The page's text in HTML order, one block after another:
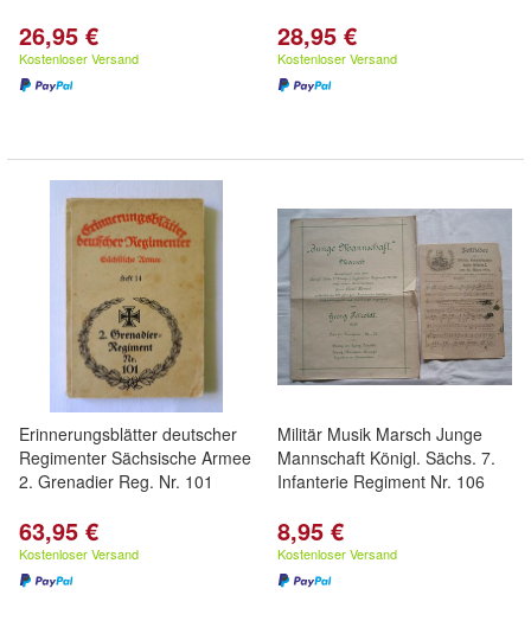
26,95 €
Kostenloser Versand
28,95 €
Kostenloser Versand
Erinnerungsblätter deutscher
Regimenter Sächsische Armee
2. Grenadier Reg. Nr. 101
63,95 €
Kostenloser Versand
Militär Musik Marsch Junge
Mannschaft Königl. Sächs. 7.
Infanterie Regiment Nr. 106
8,95 €
Kostenloser Versand